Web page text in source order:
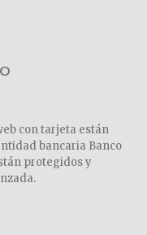
con tarjeta están
bancaria Banco
protegidos y